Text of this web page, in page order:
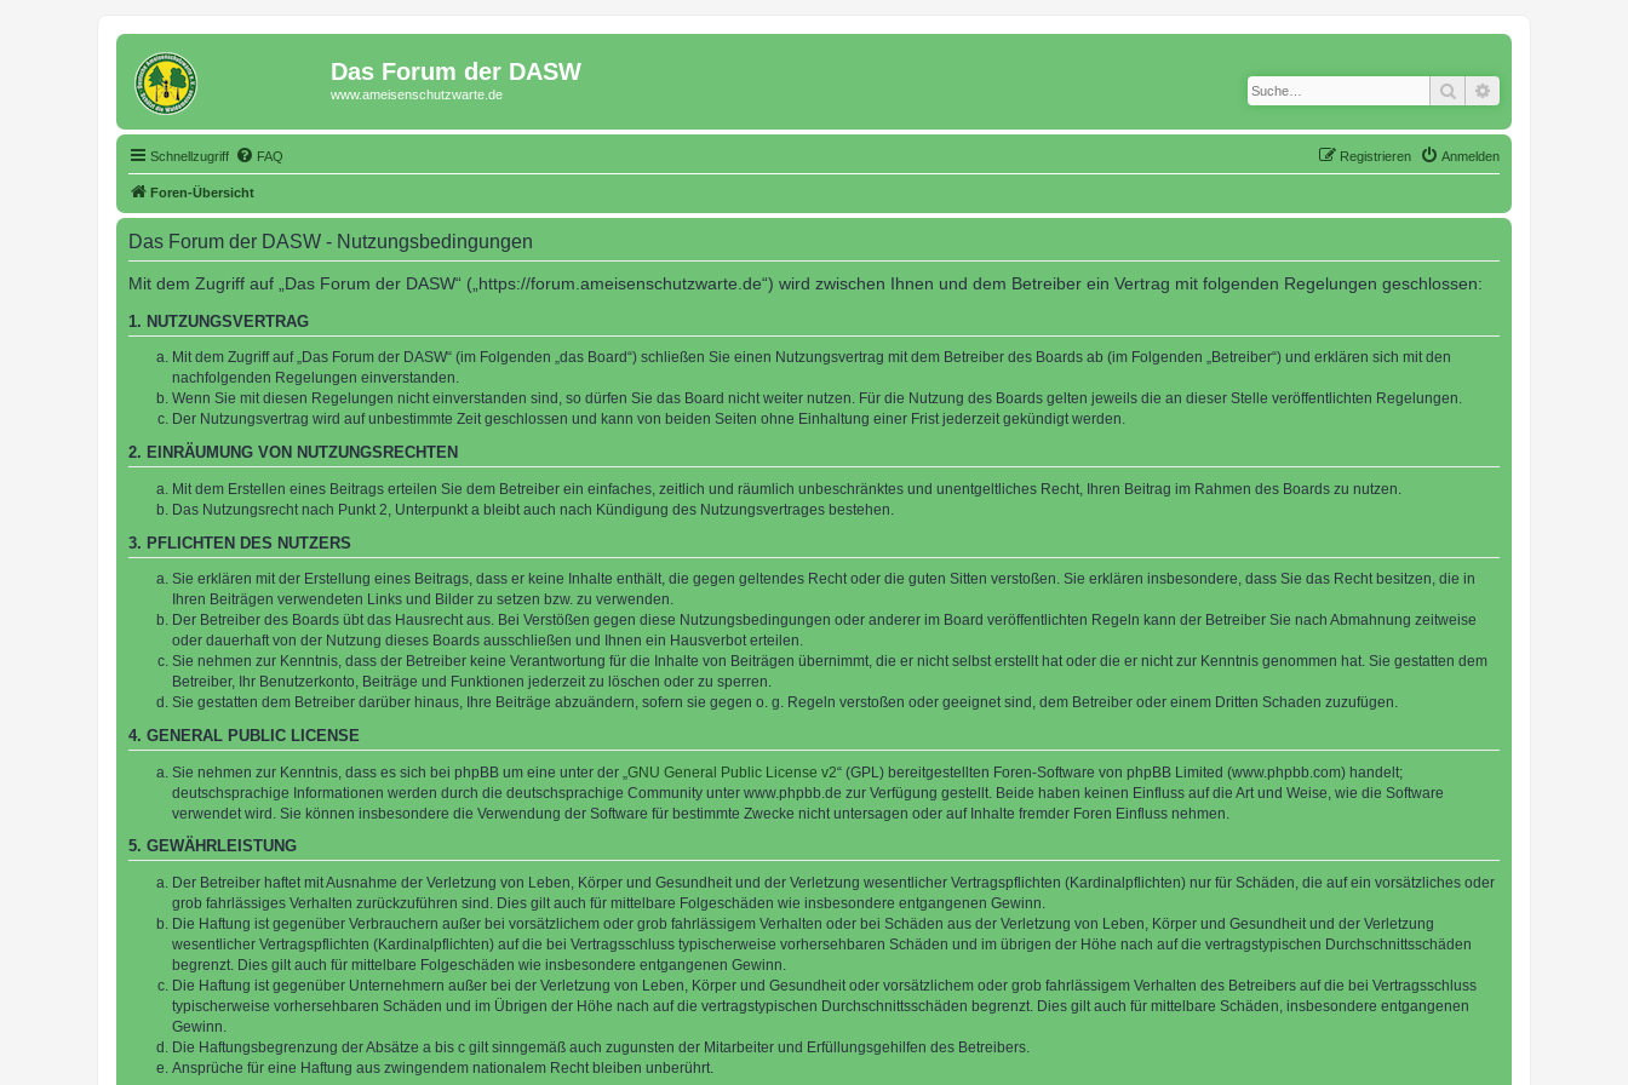
Das Forum der DASW
www.ameisenschutzwarte.de Suche
Schnellzugriff FAQ Anmelden
Registrieren
Foren-Übersicht
Das Forum der DASW - Nutzungsbedingungen
Mit dem Zugriff auf „Das Forum der DASW“ („https://forum.ameisenschutzwarte.de“) wird zwischen Ihnen und dem Betreiber ein Vertrag mit folgenden Regelungen geschlossen:
1. NUTZUNGSVERTRAG
Mit dem Zugriff auf „Das Forum der DASW“ (im Folgenden „das Board“) schließen Sie einen Nutzungsvertrag mit dem Betreiber des Boards ab (im Folgenden „Betreiber“) und erklären sich mit den
nachfolgenden Regelungen einverstanden.
Wenn Sie mit diesen Regelungen nicht einverstanden sind, so dürfen Sie das Board nicht weiter nutzen. Für die Nutzung des Boards gelten jeweils die an dieser Stelle veröffentlichten Regelungen.
Der Nutzungsvertrag wird auf unbestimmte Zeit geschlossen und kann von beiden Seiten ohne Einhaltung einer Frist jederzeit gekündigt werden.
2. EINRÄUMUNG VON NUTZUNGSRECHTEN
Mit dem Erstellen eines Beitrags erteilen Sie dem Betreiber ein einfaches, zeitlich und räumlich unbeschränktes und unentgeltliches Recht, Ihren Beitrag im Rahmen des Boards zu nutzen.
Das Nutzungsrecht nach Punkt 2, Unterpunkt a bleibt auch nach Kündigung des Nutzungsvertrages bestehen.
3. PFLICHTEN DES NUTZERS
Sie erklären mit der Erstellung eines Beitrags, dass er keine Inhalte enthält, die gegen geltendes Recht oder die guten Sitten verstoßen. Sie erklären insbesondere, dass Sie das Recht besitzen, die in
Ihren Beiträgen verwendeten Links und Bilder zu setzen bzw. zu verwenden.
Der Betreiber des Boards übt das Hausrecht aus. Bei Verstößen gegen diese Nutzungsbedingungen oder anderer im Board veröffentlichten Regeln kann der Betreiber Sie nach Abmahnung zeitweise
oder dauerhaft von der Nutzung dieses Boards ausschließen und Ihnen ein Hausverbot erteilen.
Sie nehmen zur Kenntnis, dass der Betreiber keine Verantwortung für die Inhalte von Beiträgen übernimmt, die er nicht selbst erstellt hat oder die er nicht zur Kenntnis genommen hat. Sie gestatten dem
Betreiber, Ihr Benutzerkonto, Beiträge und Funktionen jederzeit zu löschen oder zu sperren.
Sie gestatten dem Betreiber darüber hinaus, Ihre Beiträge abzuändern, sofern sie gegen o. g. Regeln verstoßen oder geeignet sind, dem Betreiber oder einem Dritten Schaden zuzufügen.
4. GENERAL PUBLIC LICENSE
Sie nehmen zur Kenntnis, dass es sich bei phpBB um eine unter der „ GNU General Public License v2“ (GPL) bereitgestellten Foren-Software von phpBB Limited (www.phpbb.com) handelt;
deutschsprachige Informationen werden durch die deutschsprachige Community unter www.phpbb.de zur Verfügung gestellt. Beide haben keinen Einfluss auf die Art und Weise, wie die Software
verwendet wird. Sie können insbesondere die Verwendung der Software für bestimmte Zwecke nicht untersagen oder auf Inhalte fremder Foren Einfluss nehmen.
5. GEWÄHRLEISTUNG
Der Betreiber haftet mit Ausnahme der Verletzung von Leben, Körper und Gesundheit und der Verletzung wesentlicher Vertragspflichten (Kardinalpflichten) nur für Schäden, die auf ein vorsätzliches oder
grob fahrlässiges Verhalten zurückzuführen sind. Dies gilt auch für mittelbare Folgeschäden wie insbesondere entgangenen Gewinn.
Die Haftung ist gegenüber Verbrauchern außer bei vorsätzlichem oder grob fahrlässigem Verhalten oder bei Schäden aus der Verletzung von Leben, Körper und Gesundheit und der Verletzung
wesentlicher Vertragspflichten (Kardinalpflichten) auf die bei Vertragsschluss typischerweise vorhersehbaren Schäden und im übrigen der Höhe nach auf die vertragstypischen Durchschnittsschäden
begrenzt. Dies gilt auch für mittelbare Folgeschäden wie insbesondere entgangenen Gewinn.
Die Haftung ist gegenüber Unternehmern außer bei der Verletzung von Leben, Körper und Gesundheit oder vorsätzlichem oder grob fahrlässigem Verhalten des Betreibers auf die bei Vertragsschluss
typischerweise vorhersehbaren Schäden und im Übrigen der Höhe nach auf die vertragstypischen Durchschnittsschäden begrenzt. Dies gilt auch für mittelbare Schäden, insbesondere entgangenen
Gewinn.
Die Haftungsbegrenzung der Absätze a bis c gilt sinngemäß auch zugunsten der Mitarbeiter und Erfüllungsgehilfen des Betreibers.
Ansprüche für eine Haftung aus zwingendem nationalem Recht bleiben unberührt.